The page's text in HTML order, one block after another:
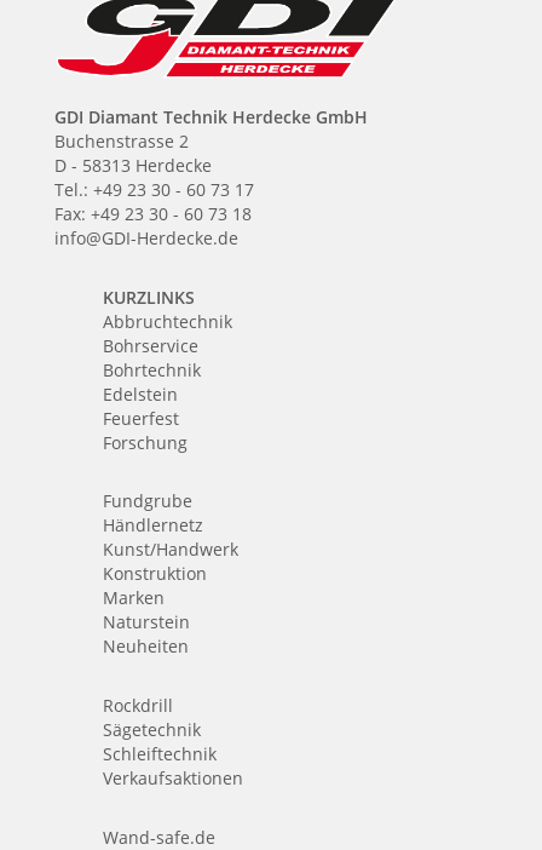
GDI Diamant Technik Herdecke GmbH
Buchenstrasse 2
D - 58313 Herdecke
Tel.: +49 23 30 - 60 73 17
Fax: +49 23 30 - 60 73 18
info@GDI-Herdecke.de
KURZLINKS
Abbruchtechnik
Bohrservice
Bohrtechnik
Edelstein
Feuerfest
Forschung
Fundgrube
Händlernetz
Kunst/Handwerk
Konstruktion
Marken
Naturstein
Neuheiten
Rockdrill
Sägetechnik
Schleiftechnik
Verkaufsaktionen
Wand-safe.de